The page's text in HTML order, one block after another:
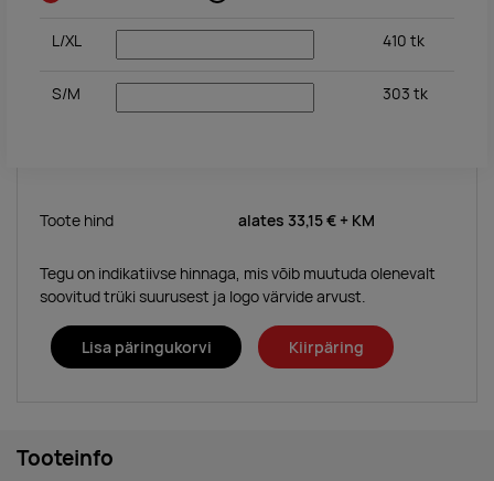
L/XL 410 tk
S/M 303 tk
Toote hind alates 33,15 € + KM
Tegu on indikatiivse hinnaga, mis võib muutuda olenevalt
soovitud trüki suurusest ja logo värvide arvust.
Lisa päringukorvi Kiirpäring
Tooteinfo